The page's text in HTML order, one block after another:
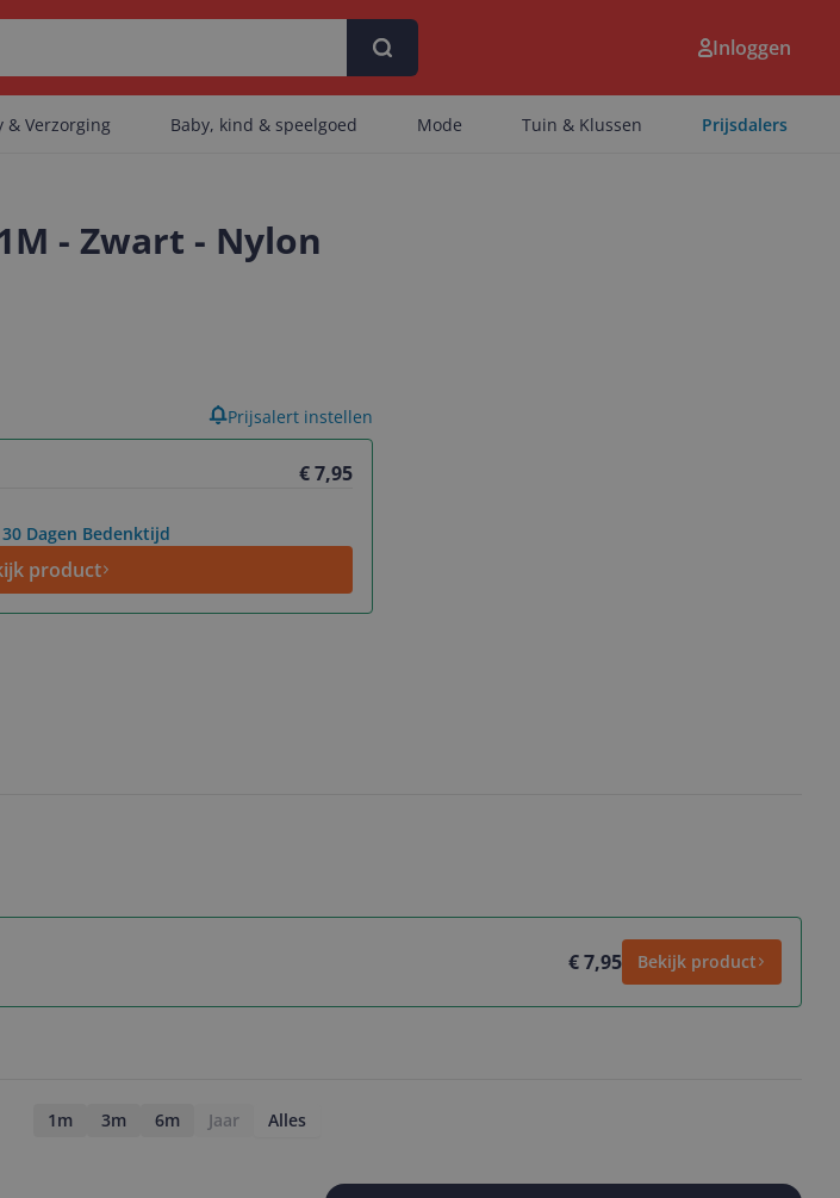
gevonden.
Inloggen
& Verzorging Baby, kind & speelgoed Mode Tuin & Klussen Prijsdalers
- Zwart - Nylon
€ 7,95
Dagen Bedenktijd
product
Prijsalert instellen
€ 7,95 Bekijk product
1m 3m 6m Jaar Alles